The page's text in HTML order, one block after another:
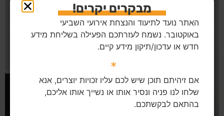
מבקרים יקרים!
האתר נועד לתיעוד והנצחת אירועי השביעי
באוקטובר. נשמח לעזרתכם הפעילה בשליחת מידע
חדש או עדכון/תיקון מידע קיים.
*
אם זיהיתם תוכן שיש לכם עליו זכויות יוצרים, אנא
שלחו לנו פניה ונסיר אותו או נשייך אותו אליכם,
בהתאם לבקשתכם.